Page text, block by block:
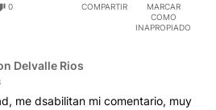
0 COMPARTIR
MARCAR
COMO
INAPROPIADO
Delvalle Rios
me dsabilitan mi comentario, muy